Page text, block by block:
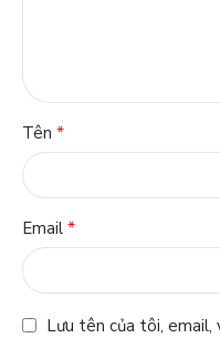
Tên *
Email *
Lưu tên của tôi,